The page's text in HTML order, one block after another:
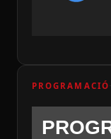
PROGRAMACIÓ